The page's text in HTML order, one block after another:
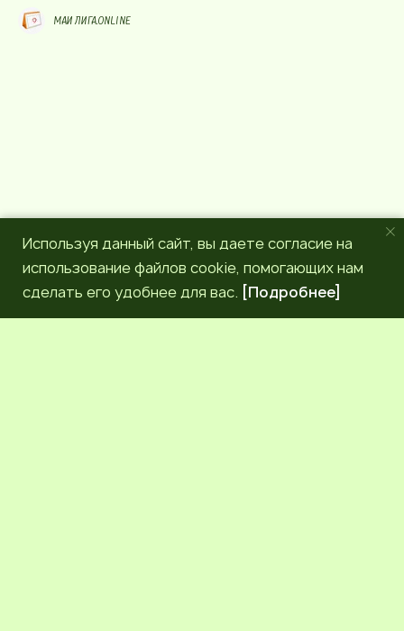
р
с
g
r
МАИ ЛИГА.ONLINE
Используя данный сайт, вы даете согласие на
использование файлов cookie, помогающих нам
сделать его удобнее для вас. [Подробнее]